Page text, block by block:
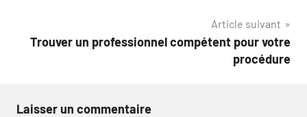
Article suivant
Trouver un professionnel compétent pour votre
procédure
Laisser un commentaire